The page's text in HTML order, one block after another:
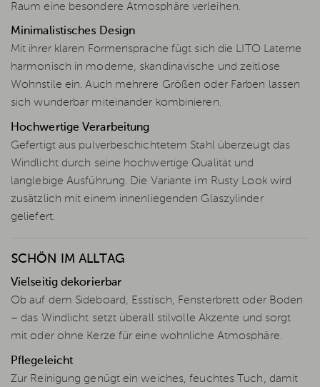
Raum eine besondere Atmosphäre verleihen.
Minimalistisches Design
Mit ihrer klaren Formensprache fügt sich die LITO Laterne
harmonisch in moderne, skandinavische und zeitlose
Wohnstile ein. Auch mehrere Größen oder Farben lassen
sich wunderbar miteinander kombinieren.
Hochwertige Verarbeitung
Gefertigt aus pulverbeschichtetem Stahl überzeugt das
Windlicht durch seine hochwertige Qualität und
langlebige Ausführung. Die Variante im Rusty Look wird
zusätzlich mit einem innenliegenden Glaszylinder
geliefert.
SCHÖN IM ALLTAG
Vielseitig dekorierbar
Ob auf dem Sideboard, Esstisch, Fensterbrett oder Boden
– das Windlicht setzt überall stilvolle Akzente und sorgt
mit oder ohne Kerze für eine wohnliche Atmosphäre.
Pflegeleicht
Zur Reinigung genügt ein weiches, feuchtes Tuch, damit